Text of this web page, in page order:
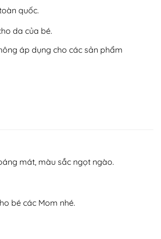
quốc.
da của bé.
áp dụng cho các sản phẩm
mát, màu sắc ngọt ngào.
bé các Mom nhé.